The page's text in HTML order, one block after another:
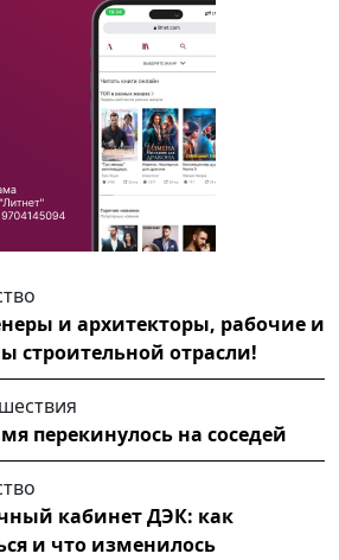
и архитекторы, рабочие и
строительной отрасли!
перекинулось на соседей
кабинет ДЭК: как
и что изменилось